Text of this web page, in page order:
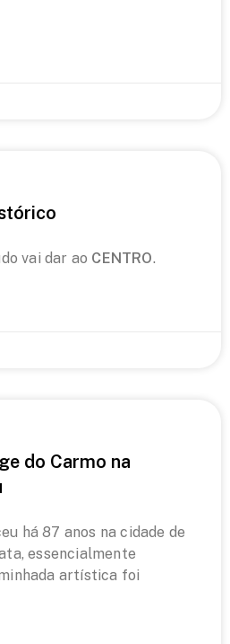
vai dar ao CENTRO.
do Carmo na
há 87 anos na cidade de
essencialmente
artística foi